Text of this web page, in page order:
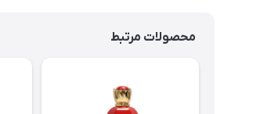
محصولات مرتبط